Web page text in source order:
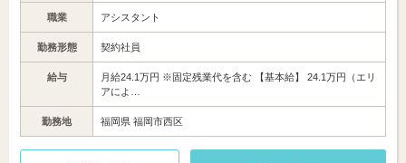
職業 アシスタント
勤務形態 契約社員
給与
月給24.1万円 ※固定残業代を含む 【基本給】 24.1万円（エリ
アによ…
勤務地 福岡県 福岡市西区